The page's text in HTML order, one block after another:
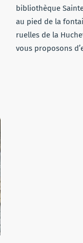
bibliothèque
au pied de la
ruelles de la
vous proposons